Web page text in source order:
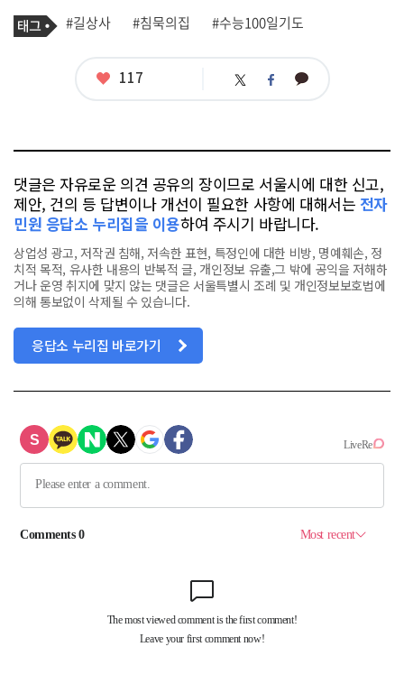
기
사
태
그
#길상사 #침묵의집 #수능100일기도
좋
117 트 페 카
댓글은 자유로운 의견 공유의 장이므로 서울시에 대한 신고,
제안, 건의 등 답변이나 개선이 필요한 사항에 대해서는 전자
민원 응답소 누리집을 이용하여 주시기 바랍니다.
상업성 광고, 저작권 침해, 저속한 표현, 특정인에 대한 비방, 명예훼손, 정
치적 목적, 유사한 내용의 반복적 글, 개인정보 유출,그 밖에 공익을 저해하
거나 운영 취지에 맞지 않는 댓글은 서울특별시 조례 및 개인정보보호법에
의해 통보없이 삭제될 수 있습니다.
응답소 누리집 바로가기